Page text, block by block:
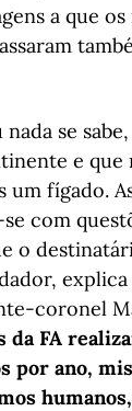
a que
se
e que
um fígado.
com
o
coronel
da FA
por ano,